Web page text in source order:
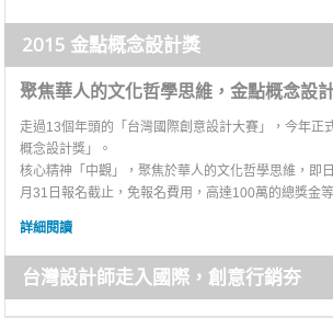
2015 金點概念設計獎
聚焦華人的文化哲學思維，金點概念設
走過13個年頭的「台灣國際創意設計大賽」，今年正
概念設計獎」。
核心精神「中觀」，聚焦於華人的文化哲學思維，即
月31日報名截止，免報名費用，高達100萬的總獎金等
詳細閱讀
台灣設計師走入國際，創意行銷夯